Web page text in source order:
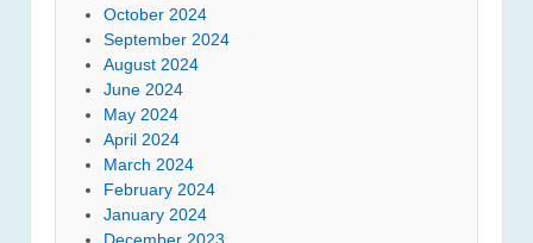
October 2024
September 2024
August 2024
June 2024
May 2024
April 2024
March 2024
February 2024
January 2024
December 2023